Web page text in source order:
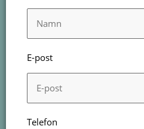
E-post
Telefon